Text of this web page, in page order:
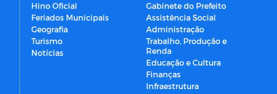
Hino Oficial
Feriados Municipais
Geografia
Turismo
Notícias
Gabinete do Prefeito
Assistência Social
Administração
Trabalho, Produção e
Renda
Educação e Cultura
Finanças
Infraestrutura